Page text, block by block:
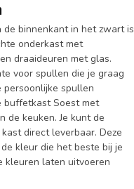
binnenkant in het zwart is
onderkast met
draaideuren met glas.
voor spullen die je graag
spullen
buffetkast Soest met
keuken. Je kunt de
direct leverbaar. Deze
kleur die het beste bij je
kleuren laten uitvoeren